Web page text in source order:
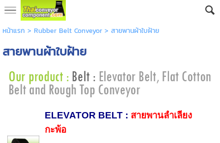
หน้าแรก > Rubber Belt Conveyor> สายพานผ้าใบฝ้าย
สายพานผ้าใบฝ้าย
ELEVATOR BELT : สายพานลำเลียง
กะพ้อ